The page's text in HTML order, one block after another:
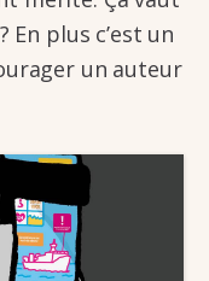
En plus c’est un
un auteur